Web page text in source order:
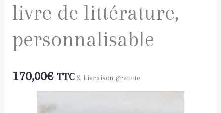
livre de littérature,
personnalisable
170,00€ TTC & Livraison gratuite